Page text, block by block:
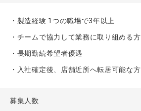
・製造経験 1つの職場で3年以上
・チームで協力して業務に取り組める方
・長期勤続希望者優遇
・入社確定後、店舗近所へ転居可能な方
募集人数